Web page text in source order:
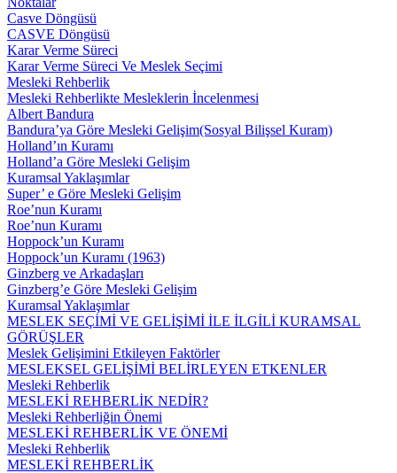
Casve Döngüsü
CASVE Döngüsü
Karar Verme Süreci
Karar Verme Süreci Ve Meslek Seçimi
Mesleki Rehberlik
Mesleki Rehberlikte Mesleklerin İncelenmesi
Albert Bandura
Bandura’ya Göre Mesleki Gelişim(Sosyal Bilişsel Kuram)
Holland’ın Kuramı
Holland’a Göre Mesleki Gelişim
Kuramsal Yaklaşımlar
Super’ e Göre Mesleki Gelişim
Roe’nun Kuramı
Roe’nun Kuramı
Hoppock’un Kuramı
Hoppock’un Kuramı (1963)
Ginzberg ve Arkadaşları
Ginzberg’e Göre Mesleki Gelişim
Kuramsal Yaklaşımlar
MESLEK SEÇİMİ VE GELİŞİMİ İLE İLGİLİ KURAMSAL
GÖRÜŞLER
Meslek Gelişimini Etkileyen Faktörler
MESLEKSEL GELİŞİMİ BELİRLEYEN ETKENLER
Mesleki Rehberlik
MESLEKİ REHBERLİK NEDİR?
Mesleki Rehberliğin Önemi
MESLEKİ REHBERLİK VE ÖNEMİ
Mesleki Rehberlik
MESLEKİ REHBERLİK